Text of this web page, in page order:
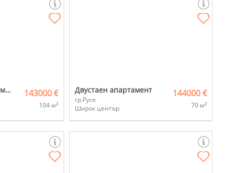
Четиристаен апартамент 143000 €
104 м2
Двустаен апартамент
гр.Русе
Широк център
144000 €
70 м2